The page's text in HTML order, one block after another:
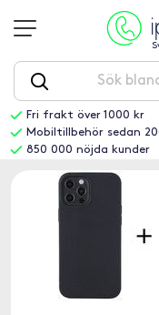
Fri frakt över 1000 kr
Mobiltillbehör sedan
850 000 nöjda kunder